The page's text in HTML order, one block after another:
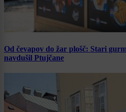
Od čevapov do žar plošč: Stari
navdušil Ptujčane